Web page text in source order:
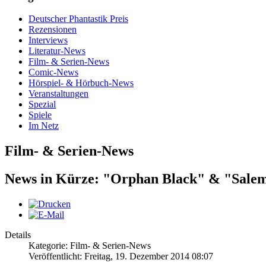
Deutscher Phantastik Preis
Rezensionen
Interviews
Literatur-News
Film- & Serien-News
Comic-News
Hörspiel- & Hörbuch-News
Veranstaltungen
Spezial
Spiele
Im Netz
Film- & Serien-News
News in Kürze: "Orphan Black" &
Details
Kategorie: Film- & Serien-News
Veröffentlicht: Freitag, 19. Dezember 2014 08:07